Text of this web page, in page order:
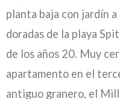
planta baja con jardín
doradas de la playa
de los años 20. Muy
apartamento en el
antiguo granero, el